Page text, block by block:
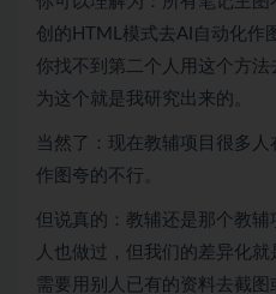
创的HTML模式去AI自动化作
你找不到第二个人用这个方法
为这个就是我研究出来的。
当然了：现在教辅项目很多
作图夸的不行。
但说真的：教辅还是那个教
人也做过，但我们的差异化
需要用别人已有的资料去截